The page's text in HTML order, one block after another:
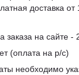
доставка от
на сайте -
(оплата на р/с)
необходимо